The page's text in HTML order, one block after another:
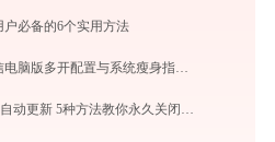
必备的6个实用方法
2026极速调优：企业微信电脑版多开配置与系统瘦身指南，拒绝流氓捆绑
Win10如何彻底永久关闭自动更新 5种方法教你永久关闭win10自动更新